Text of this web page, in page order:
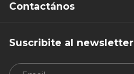
Contactános
Suscribite al newsletter